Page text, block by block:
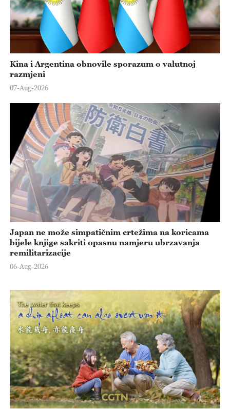
Kina i Argentina obnovile sporazum o valutnoj
razmjeni
07-Aug-2026
Japan ne može simpatičnim crtežima na koricama
bijele knjige sakriti opasnu namjeru ubrzavanja
remilitarizacije
06-Aug-2026